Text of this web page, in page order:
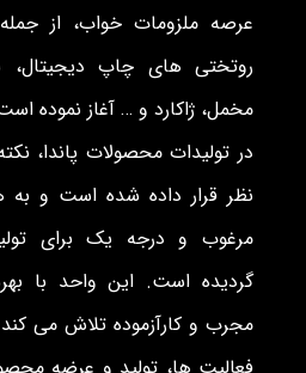
عرصه ملزومات خواب، از
روتختی های چاپ دیجیتال،
مخمل، ژاکارد و … آغاز نموده
در تولیدات محصولات پاندا،
نظر قرار داده شده است و به
مرغوب و درجه یک برای
گردیده است. این واحد با
مجرب و کارآزموده تلاش می کند